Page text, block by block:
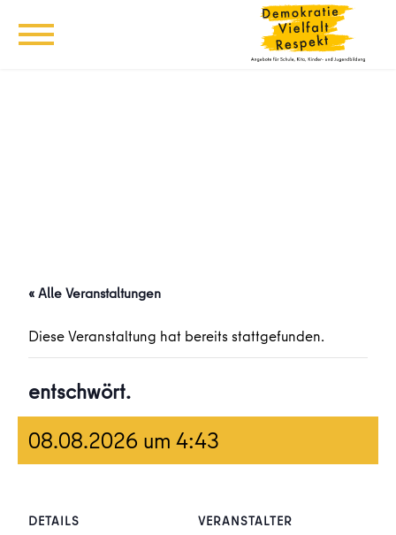
« Alle Veranstaltungen
Diese Veranstaltung hat bereits stattgefunden.
entschwört.
08.08.2026 um 4:43
DETAILS
VERANSTALTER